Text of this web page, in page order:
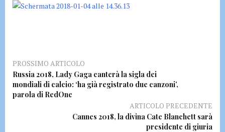
PROSSIMO ARTICOLO
Russia 2018, Lady Gaga canterà la sigla dei
mondiali di calcio: ‘ha già registrato due canzoni’,
parola di RedOne
ARTICOLO PRECEDENTE
Cannes 2018, la divina Cate Blanchett sarà
presidente di giuria